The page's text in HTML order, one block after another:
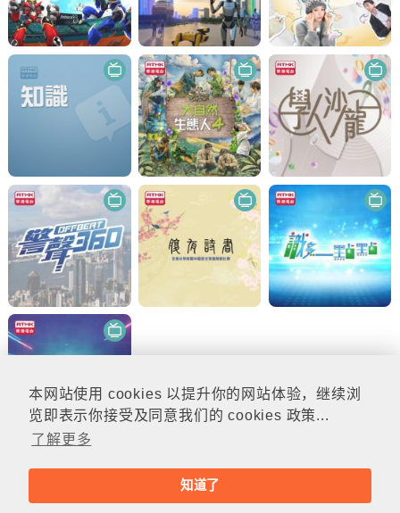
本网站使用 cookies 以提升你的网站体验，继续浏
览即表示你接受及同意我们的 cookies 政策...
了解更多
知道了
© rthk.hk